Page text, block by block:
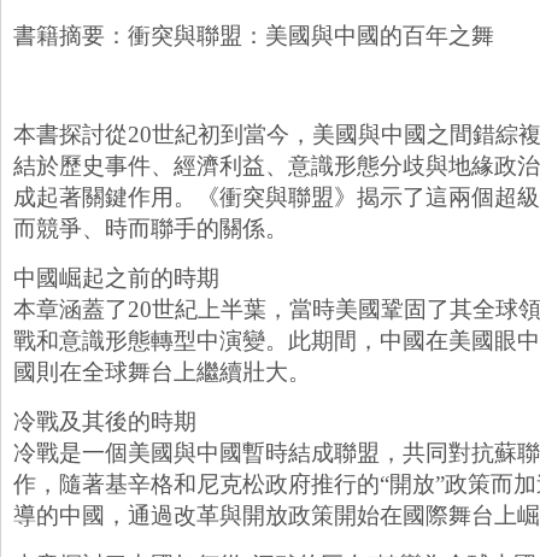
書籍摘要：衝突與聯盟：美國與中國的百年之舞
本書探討從20世紀初到當今，美國與中國之間錯綜
結於歷史事件、經濟利益、意識形態分歧與地緣政
成起著關鍵作用。《衝突與聯盟》揭示了這兩個超
而競爭、時而聯手的關係。
中國崛起之前的時期
本章涵蓋了20世紀上半葉，當時美國鞏固了其全球
戰和意識形態轉型中演變。此期間，中國在美國眼
國則在全球舞台上繼續壯大。
冷戰及其後的時期
冷戰是一個美國與中國暫時結成聯盟，共同對抗蘇
作，隨著基辛格和尼克松政府推行的“開放”政策而
導的中國，通過改革與開放政策開始在國際舞台上